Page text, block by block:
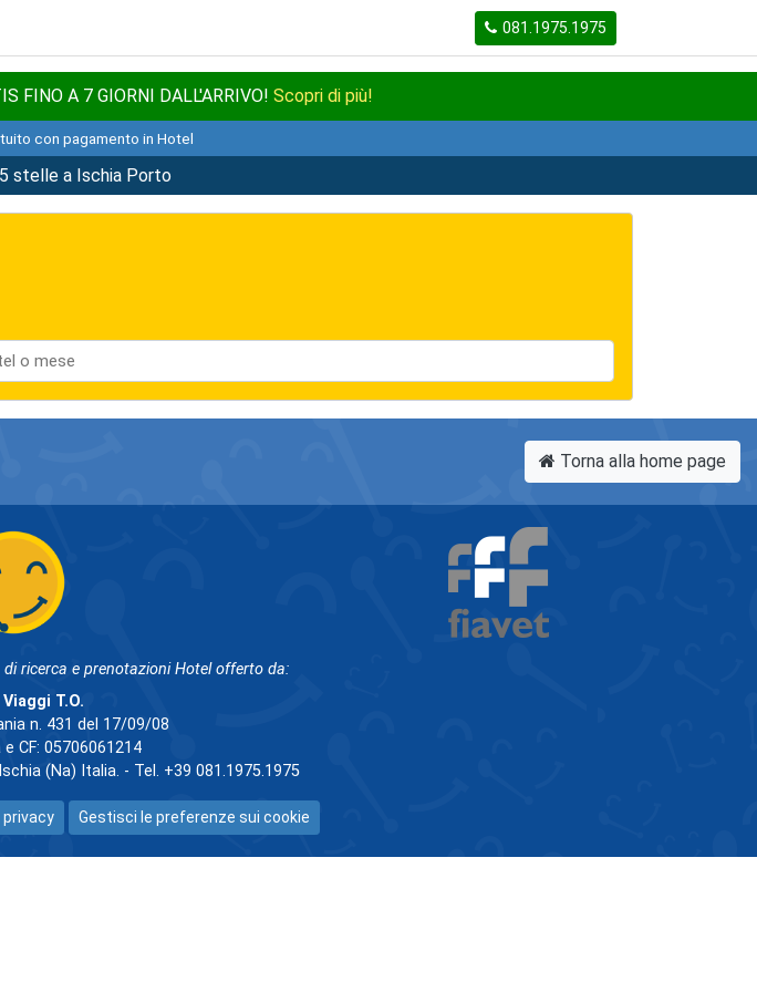
081.1975.1975
FINO A 7 GIORNI DALL'ARRIVO! Scopri di più!
con pagamento in Hotel
stelle a Ischia Porto
Torna alla home page
ricerca e prenotazioni Hotel offerto da:
T.O.
n. 431 del 17/09/08
CF: 05706061214
(Na) Italia. - Tel. +39 081.1975.1975
privacy Gestisci le preferenze sui cookie